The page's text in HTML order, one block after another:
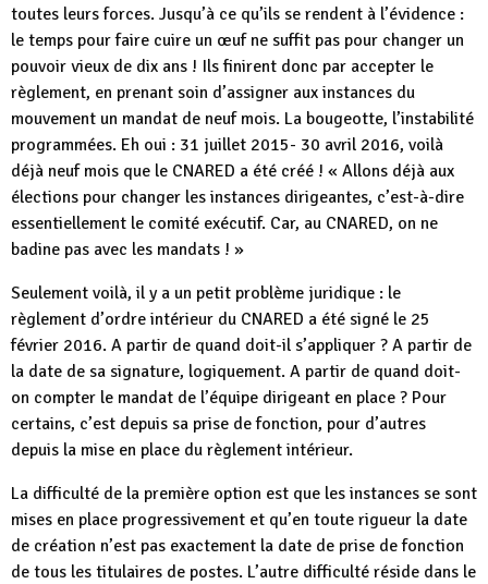
toutes leurs forces. Jusqu’à ce qu’ils se rendent à l’évidence :
le temps pour faire cuire un œuf ne suffit pas pour changer un
pouvoir vieux de dix ans ! Ils finirent donc par accepter le
règlement, en prenant soin d’assigner aux instances du
mouvement un mandat de neuf mois. La bougeotte, l’instabilité
programmées. Eh oui : 31 juillet 2015- 30 avril 2016, voilà
déjà neuf mois que le CNARED a été créé ! « Allons déjà aux
élections pour changer les instances dirigeantes, c’est-à-dire
essentiellement le comité exécutif. Car, au CNARED, on ne
badine pas avec les mandats ! »
Seulement voilà, il y a un petit problème juridique : le
règlement d’ordre intérieur du CNARED a été signé le 25
février 2016. A partir de quand doit-il s’appliquer ? A partir de
la date de sa signature, logiquement. A partir de quand doit-
on compter le mandat de l’équipe dirigeant en place ? Pour
certains, c’est depuis sa prise de fonction, pour d’autres
depuis la mise en place du règlement intérieur.
La difficulté de la première option est que les instances se sont
mises en place progressivement et qu’en toute rigueur la date
de création n’est pas exactement la date de prise de fonction
de tous les titulaires de postes. L’autre difficulté réside dans le